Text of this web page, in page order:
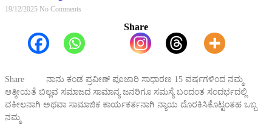
19/12/2025 No Comments
Share
Share ನಾನು ಕಂಡ ಪ್ರವೀಣ್ ಪೂಜಾರಿ ಸಾಧಾರಣ 15 ವರ್ಷಗಳಿಂದ ನಮ್ಮ
ಆತ್ಮೀಯತೆ ಬಿಲ್ಲವ ಸಮಾಜದ ಸಾಮಾನ್ಯ ಜನರಿಗೂ ಸಮಸ್ಯೆ ಬಂದಂತ ಸಂದರ್ಭದಲ್ಲಿ
ವಕೀಲನಾಗಿ ಅಥವಾ ಸಾಮಾಜಿಕ ಕಾರ್ಯಕರ್ತನಾಗಿ ನ್ಯಾಯ ದೊರಕಿಸಿಕೊಟ್ಟಂತಹ ಒಬ್ಬ
ನಮ್ಮ